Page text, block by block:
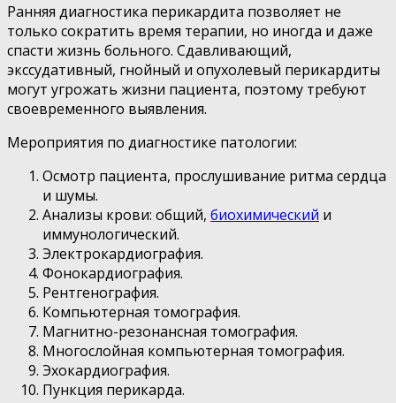
Ранняя диагностика перикардита позволяет не
только сократить время терапии, но иногда и даже
спасти жизнь больного. Сдавливающий,
экссудативный, гнойный и опухолевый перикардиты
могут угрожать жизни пациента, поэтому требуют
своевременного выявления.
Мероприятия по диагностике патологии:
Осмотр пациента, прослушивание ритма сердца
и шумы.
Анализы крови: общий, биохимический и
иммунологический.
Электрокардиография.
Фонокардиография.
Рентгенография.
Компьютерная томография.
Магнитно-резонансная томография.
Многослойная компьютерная томография.
Эхокардиография.
Пункция перикарда.